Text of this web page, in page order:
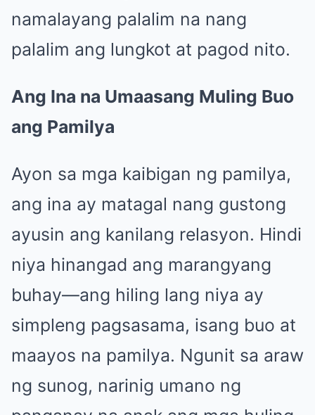
namalayang palalim na nang
palalim ang lungkot at pagod nito.
Ang Ina na Umaasang Muling Buo
ang Pamilya
Ayon sa mga kaibigan ng pamilya,
ang ina ay matagal nang gustong
ayusin ang kanilang relasyon. Hindi
niya hinangad ang marangyang
buhay—ang hiling lang niya ay
simpleng pagsasama, isang buo at
maayos na pamilya. Ngunit sa araw
ng sunog, narinig umano ng